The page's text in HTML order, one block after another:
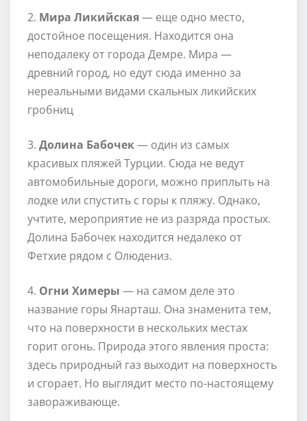
2. Мира Ликийская— еще одно место,
достойное посещения. Находится она
неподалеку от города Демре. Мира —
древний город, но едут сюда именно за
нереальными видами скальных ликийских
гробниц
3. Долина Бабочек— один из самых
красивых пляжей Турции. Сюда не ведут
автомобильные дороги, можно приплыть на
лодке или спустить с горы к пляжу. Однако,
учтите, мероприятие не из разряда простых.
Долина Бабочек находится недалеко от
Фетхие рядом с Олюдениз.
4. Огни Химеры — на самом деле это
название горы Янарташ. Она знаменита тем,
что на поверхности в нескольких местах
горит огонь. Природа этого явления проста:
здесь природный газ выходит на поверхность
и сгорает. Но выглядит место по-настоящему
завораживающе.